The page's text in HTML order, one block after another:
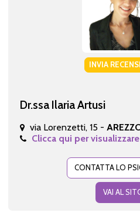
INVIA
Dr.ssa Ilaria Artusi
via Lorenzetti, 15 -
Clicca qui per
CONTATTA LO
VAI AL